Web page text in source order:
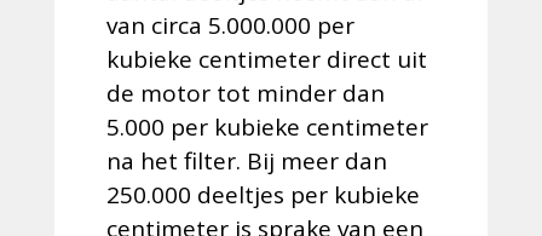
van circa 5.000.000 per
kubieke centimeter direct uit
de motor tot minder dan
5.000 per kubieke centimeter
na het filter. Bij meer dan
250.000 deeltjes per kubieke
centimeter is sprake van een